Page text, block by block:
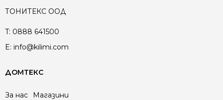
ТОНИТЕКС ООД
T: 0888 641500
E: info@kilimi.com
ДОМТЕКС
За нас Магазини